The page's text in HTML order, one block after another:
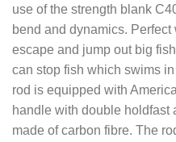
use of the strength blank
bend and dynamics.
escape and jump out big
can stop fish which swims
rod is equipped with
handle with double holdfast
made of carbon fibre. The